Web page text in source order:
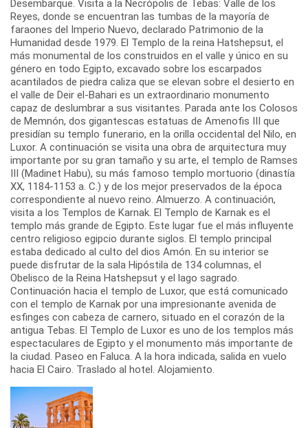
Desembarque. Visita a la Necrópolis de Tebas: Valle de los
Reyes, donde se encuentran las tumbas de la mayoría de
faraones del Imperio Nuevo, declarado Patrimonio de la
Humanidad desde 1979. El Templo de la reina Hatshepsut, el
más monumental de los construidos en el valle y único en su
género en todo Egipto, excavado sobre los escarpados
acantilados de piedra caliza que se elevan sobre el desierto en
el valle de Deir el-Bahari es un extraordinario monumento
capaz de deslumbrar a sus visitantes. Parada ante los Colosos
de Memnón, dos gigantescas estatuas de Amenofis III que
presidían su templo funerario, en la orilla occidental del Nilo, en
Luxor. A continuación se visita una obra de arquitectura muy
importante por su gran tamaño y su arte, el templo de Ramses
III (Madinet Habu), su más famoso templo mortuorio (dinastía
XX, 1184-1153 a. C.) y de los mejor preservados de la época
correspondiente al nuevo reino. Almuerzo. A continuación,
visita a los Templos de Karnak. El Templo de Karnak es el
templo más grande de Egipto. Este lugar fue el más influyente
centro religioso egipcio durante siglos. El templo principal
estaba dedicado al culto del dios Amón. En su interior se
puede disfrutar de la sala Hipóstila de 134 columnas, el
Obelisco de la Reina Hatshepsut y el lago sagrado.
Continuación hacia el templo de Luxor, que está comunicado
con el templo de Karnak por una impresionante avenida de
esfinges con cabeza de carnero, situado en el corazón de la
antigua Tebas. El Templo de Luxor es uno de los templos más
espectaculares de Egipto y el monumento más importante de
la ciudad. Paseo en Faluca. A la hora indicada, salida en vuelo
hacia El Cairo. Traslado al hotel. Alojamiento.